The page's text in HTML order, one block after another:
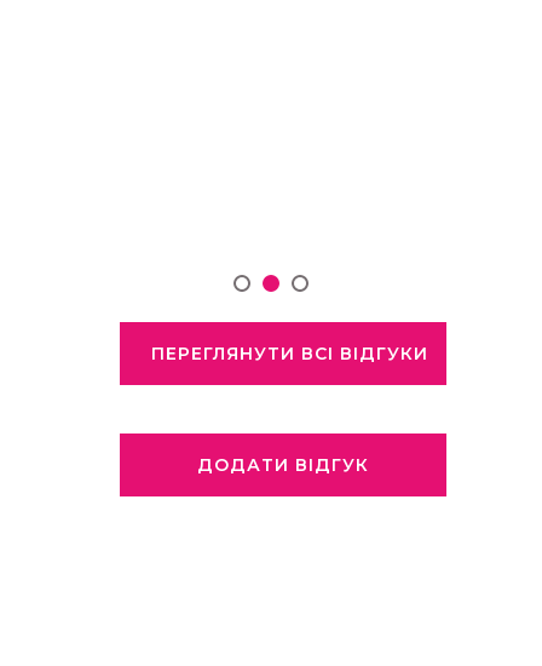
ПЕРЕГЛЯНУТИ ВСІ ВІДГУКИ
ДОДАТИ ВІДГУК